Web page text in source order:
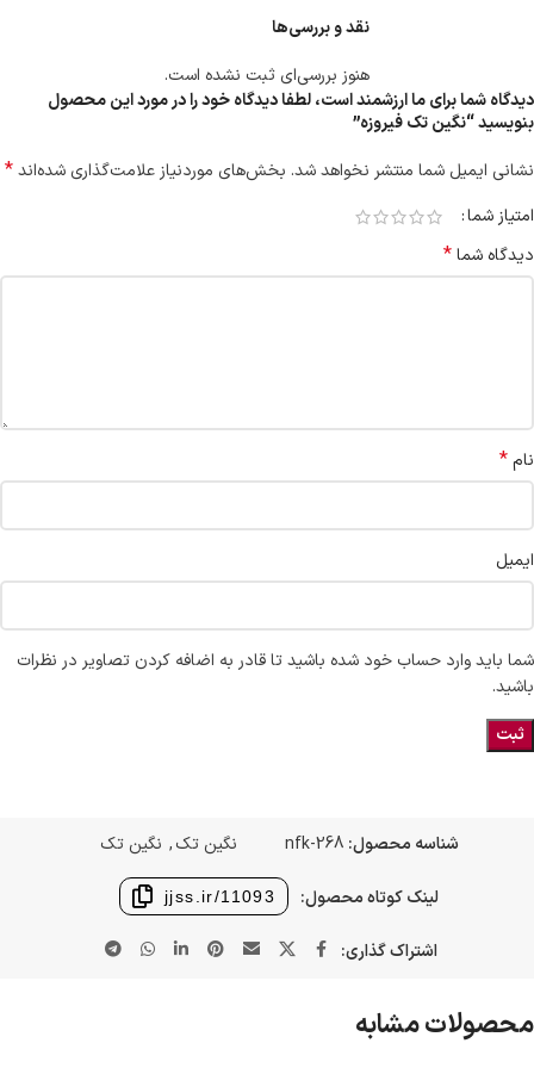
نقد و بررسی‌ها
هنوز بررسی‌ای ثبت نشده است.
دیدگاه شما برای ما ارزشمند است، لطفا دیدگاه خود را در مورد این محصول
بنویسید “نگین تک فیروزه”
نشانی ایمیل شما منتشر نخواهد شد. بخش‌های موردنیاز علامت‌گذاری شده‌اند*
امتیاز شما
دیدگاه شما*
نام*
ایمیل
شما باید وارد حساب خود شده باشید تا قادر به اضافه کردن تصاویر در نظرات
باشید.
شناسه محصول: nfk-268 نگین تک, نگین تک
لینک کوتاه محصول: jjss.ir/11093
اشتراک گذاری:
محصولات مشابه